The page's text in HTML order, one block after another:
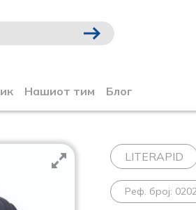
Нашиот тим Блог
LITERAPID
Реф. број: